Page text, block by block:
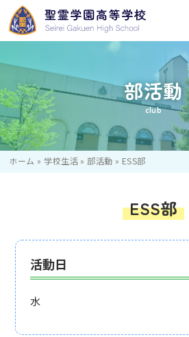
部活動
club
ホーム » 学校生活» 部活動 » ESS部
ESS部
活動日
水